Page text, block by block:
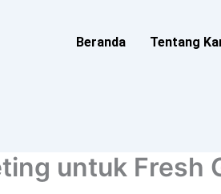
Beranda Tentang
untuk Fresh